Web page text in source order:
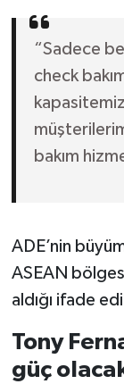
“Sadece
check
bakım
ADE’nin
ASEAN
aldığı ifade
Tony
güç